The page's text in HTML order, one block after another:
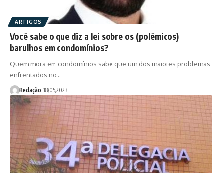
ARTIGOS
Você sabe o que diz a lei sobre os (polêmicos)
barulhos em condomínios?
Quem mora em condomínios sabe que um dos maiores problemas
enfrentados no…
Redação 18/05/2023